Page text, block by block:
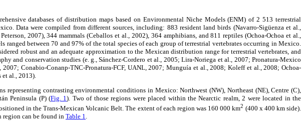
databases of distribution maps based on Environmental Niche Models (ENM) of 2 513 terrestrial
Data were compiled from different sources, including: 883 resident land birds (Navarro-Sigüenza et al.,
2007), 344 mammals (Ceballos et al., 2002), 364 amphibians, and 811 reptiles (Ochoa-Ochoa et al.,
ranged between 70 and 97% of the total species of each group of terrestrial vertebrates occurring in Mexico.
robust and an adequate approximation to the Mexican distribution range for terrestrial vertebrates, and
and conservation studies (e. g., Sánchez-Cordero et al., 2005; Lira-Noriega et al., 2007; Pronatura-Mexico
2007; Conabio-Conanp-TNC-Pronatura-FCF, UANL, 2007; Munguía et al., 2008; Koleff et al., 2008; Ochoa-
et al., 2013).
representing contrasting environmental conditions in Mexico: Northwest (NW), Northeast (NE), Centre (C),
Peninsula (P) (Fig. 1). Two of those regions were placed within the Nearctic realm, 2 were located in the
in the Trans-Mexican Volcanic Belt. The extent of each region was 160 000 km2 (400 x 400 km side).
region can be found in Table 1